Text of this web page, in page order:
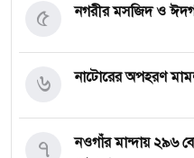
নগরীর মসজিদ ও
৫
নাটোরের অপহরণ
৬
নওগাঁর মান্দায় ২৯৬
৭